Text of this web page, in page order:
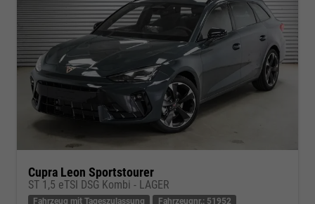
Cupra Leon Sportstourer
ST 1,5 eTSI DSG Kombi - LAGER
Fahrzeug mit Tageszulassung Fahrzeugnr.: 51952